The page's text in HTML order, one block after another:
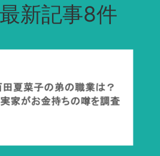
新記事8件